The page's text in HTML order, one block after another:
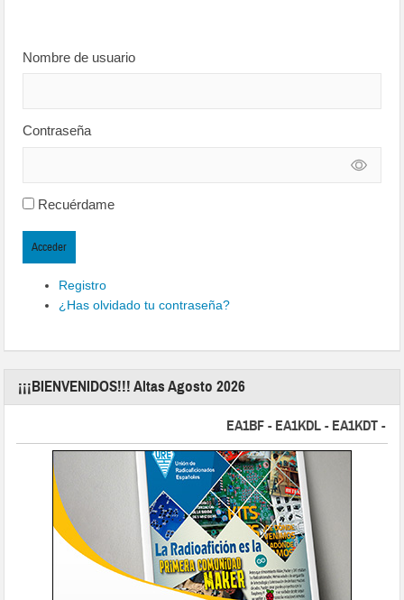
Nombre de usuario
Contraseña
Recuérdame
Acceder
Registro
¿Has olvidado tu contraseña?
¡¡¡BIENVENIDOS!!! Altas Agosto 2026
EA1BF - EA1KDL - EA1KDT -